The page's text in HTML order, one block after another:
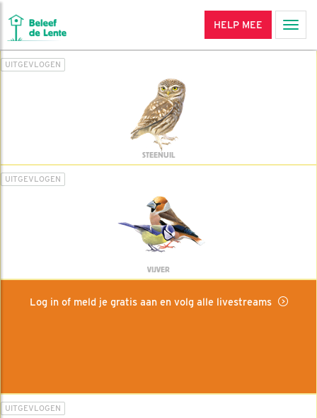
HELP MEE
UITGEVLOGEN
STEENUIL
UITGEVLOGEN
VIJVER
Log in of meld je gratis aan en volg alle livestreams
UITGEVLOGEN